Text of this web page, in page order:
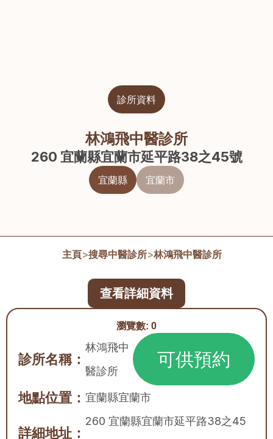
診所資料
林鴻飛中醫診所
260 宜蘭縣宜蘭市延平路38之45號
宜蘭縣 宜蘭市
主頁>搜尋中醫診所>林鴻飛中醫診所
瀏覽數: 0
診所名稱：
林鴻飛中
醫診所
可供預約
地點位置： 宜蘭縣宜蘭市
詳細地址：
260 宜蘭縣宜蘭市延平路38之45
查看詳細資料